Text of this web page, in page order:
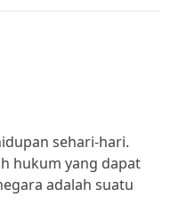
sehari-hari.
hukum yang dapat
adalah suatu